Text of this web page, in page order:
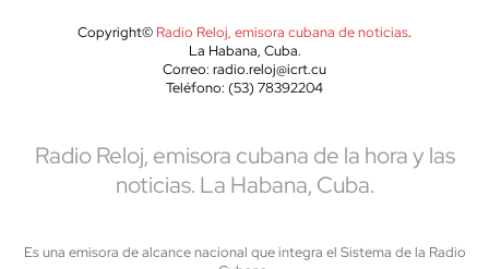
Copyright© Radio Reloj, emisora cubana de noticias.
La Habana, Cuba.
Correo: radio.reloj@icrt.cu
Teléfono: (53) 78392204
Radio Reloj, emisora cubana de la hora y las
noticias. La Habana, Cuba.
Es una emisora de alcance nacional que integra el Sistema de la Radio